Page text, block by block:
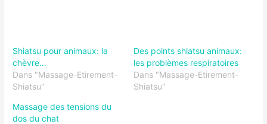
Shiatsu pour animaux: la
chèvre…
Dans "Massage-Etirement-
Shiatsu"
Des points shiatsu animaux:
les problèmes respiratoires
Dans "Massage-Etirement-
Shiatsu"
Massage des tensions du
dos du chat